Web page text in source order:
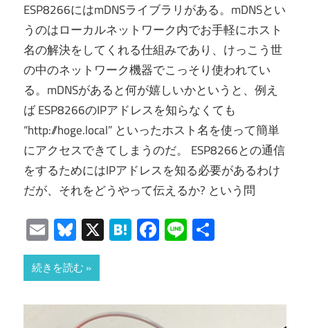
ESP8266にはmDNSライブラリがある。mDNSとい
うのはローカルネットワーク内でお手軽にホスト
名の解決をしてくれる仕組みであり、けっこう世
の中のネットワーク機器でこっそり使われてい
る。mDNSがあると何が嬉しいかというと、例え
ば ESP8266のIPアドレスを知らなくても
“http://hoge.local” といったホスト名を使って簡単
にアクセスできてしまうのだ。 ESP8266との通信
をするためにはIPアドレスを知る必要があるわけ
だが、それをどうやって伝えるか? という問
EmailBluesky
X Hatena
Facebook
Line
続きを読む